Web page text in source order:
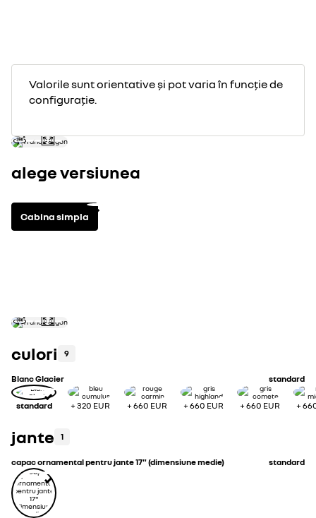
Valorile sunt orientative și pot varia în funcție de
configurație.
alege versiunea
Cabina simpla
culori 9
Blanc Glacier standard
standard +320 EUR +660 EUR +660 EUR +660 EUR +
jante 1
capac ornamental pentru jante 17" (dimensiune medie) standard